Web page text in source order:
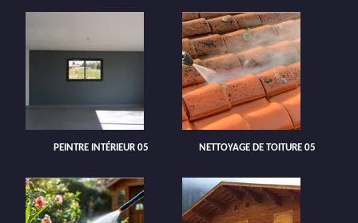
PEINTRE INTÉRIEUR 05 NETTOYAGE DE TOITURE 05